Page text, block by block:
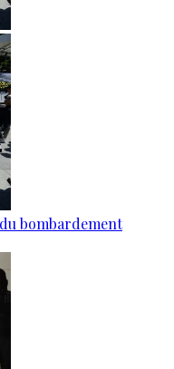
bombardement